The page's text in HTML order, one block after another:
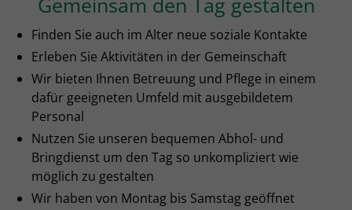
Finden Sie auch im Alter neue soziale Kontakte
Erleben Sie Aktivitäten in der Gemeinschaft
Wir bieten Ihnen Betreuung und Pflege in einem
dafür geeigneten Umfeld mit ausgebildetem
Personal
Nutzen Sie unseren bequemen Abhol- und
Bringdienst um den Tag so unkompliziert wie
möglich zu gestalten
Wir haben von Montag bis Samstag geöffnet